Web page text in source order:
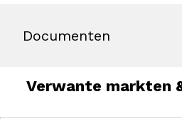
Documenten
Verwante markten